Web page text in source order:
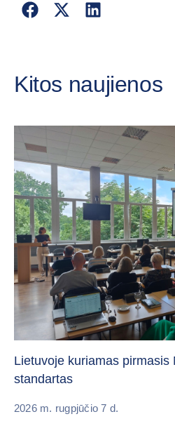
Kitos naujienos
Lietuvoje kuriamas pirmasis
standartas
2026 m. rugpjūčio 7 d.